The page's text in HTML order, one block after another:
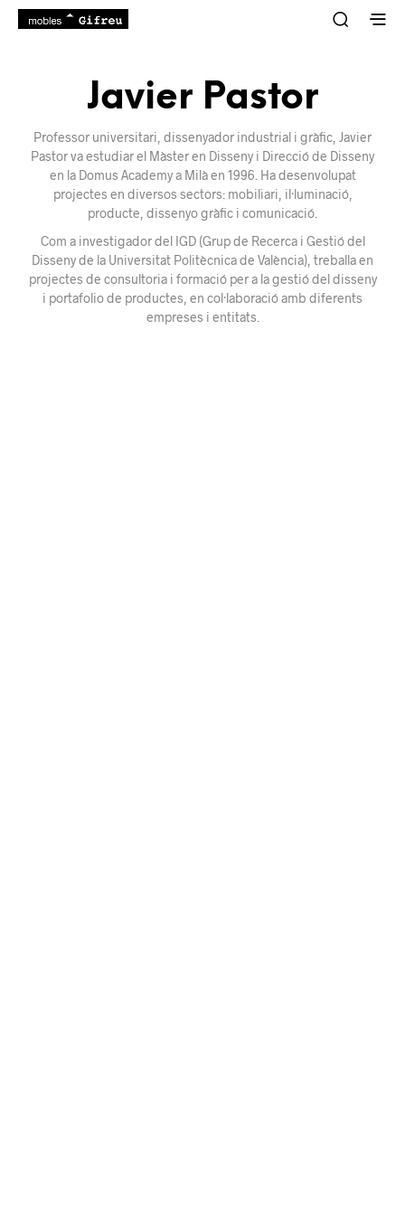
Javier Pastor
Professor universitari, dissenyador industrial i gràfic, Javier
Pastor va estudiar el Màster en Disseny i Direcció de Disseny
en la Domus Academy a Milà en 1996. Ha desenvolupat
projectes en diversos sectors: mobiliari, il·luminació,
producte, dissenyo gràfic i comunicació.
Com a investigador del IGD (Grup de Recerca i Gestió del
Disseny de la Universitat Politècnica de València), treballa en
projectes de consultoria i formació per a la gestió del disseny
i portafolio de productes, en col·laboració amb diferents
empreses i entitats.